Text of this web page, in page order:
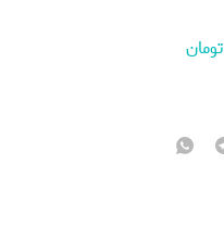
تومان